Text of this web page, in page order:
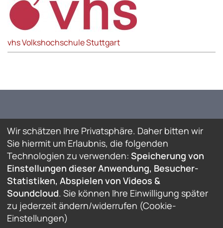
vhs Volkshochschule Stuttgart
© Deutsch-Türkisches Forum e.V. / Stuttgart Türk-
Alman Forumu
Wir schätzen Ihre Privatsphäre. Daher bitten wir
Sie hiermit um Erlaubnis, die folgenden
Technologien zu verwenden: Speicherung von
Einstellungen dieser Anwendung, Besucher-
Statistiken, Abspielen von Videos &
Soundcloud. Sie können Ihre Einwilligung später
zu jederzeit ändern/widerrufen (Cookie-
Einstellungen)